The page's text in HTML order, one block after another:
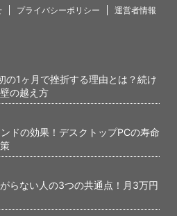
プライバシーポリシー 運営者情報
の1ヶ月で挫折する理由とは？続け
の越え方
ドの効果！デスクトップPCの寿命
らない人の3つの共通点！月3万円